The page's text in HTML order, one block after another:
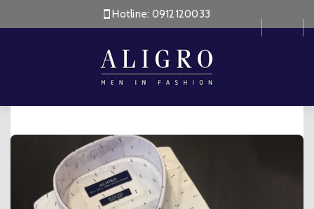
Hotline: 0912120033